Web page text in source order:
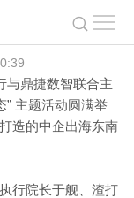
与鼎捷数智联合主
” 主题活动圆满举
造的中企出海东南
行院长于舰、渣打